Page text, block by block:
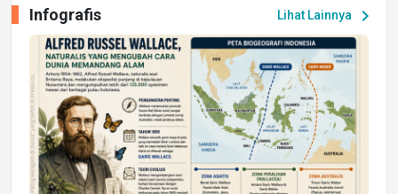
Peluang Kerja dan Magang
Jumat, 17 Jul 2026 22:30
DAERAH
Astra Motor Kalimantan Timur 2 Dukung
Mahasiswa Samarinda dalam Astra
Honda SDGs Future Leaders 2026
Jumat, 10 Jul 2026 19:01
Lihat Lainnya chevron_right
Infografis